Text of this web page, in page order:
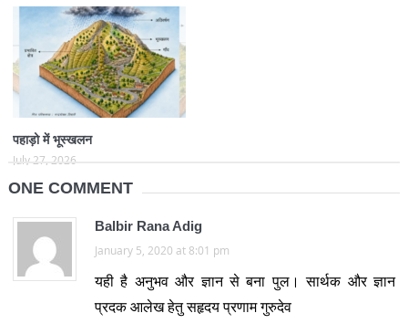
पहाड़ो में भूस्खलन
July 27, 2026
ONE COMMENT
Balbir Rana Adig
January 5, 2020 at 8:01 pm
यही है अनुभव और ज्ञान से बना पुल। सार्थक और ज्ञान
प्रदक आलेख हेतु सहृदय प्रणाम गुरुदेव